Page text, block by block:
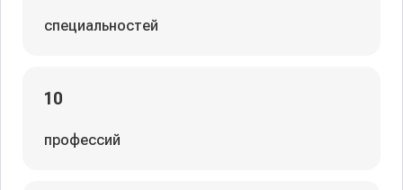
специальностей
10
профессий